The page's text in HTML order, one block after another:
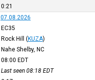
0:21
07.08.2026
EC35
Rock Hill (KUZA)
Nahe Shelby, NC
08:00 EDT
Last seen 08:18 EDT